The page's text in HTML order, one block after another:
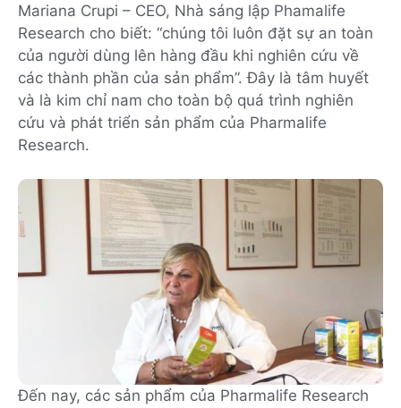
Mariana Crupi – CEO, Nhà sáng lập Phamalife
Research cho biết: “chúng tôi luôn đặt sự an toàn
của người dùng lên hàng đầu khi nghiên cứu về
các thành phần của sản phẩm”. Đây là tâm huyết
và là kim chỉ nam cho toàn bộ quá trình nghiên
cứu và phát triển sản phẩm của Pharmalife
Research.
Đến nay, các sản phẩm của Pharmalife Research